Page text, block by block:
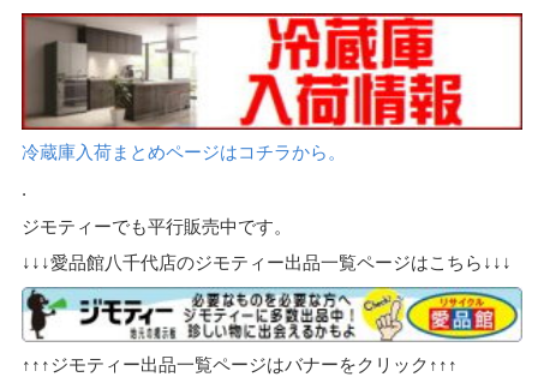
冷蔵庫入荷まとめページはコチラから。
.
ジモティーでも平行販売中です。
↓↓↓愛品館八千代店のジモティー出品一覧ページはこちら↓↓↓
↑↑↑ジモティー出品一覧ページはバナーをクリック↑↑↑